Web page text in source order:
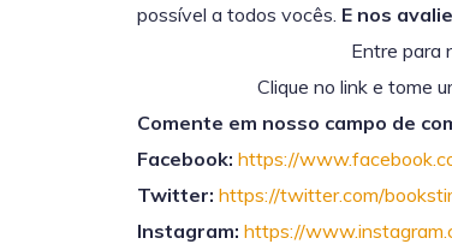
possível a todos vocês. E nos
Entre para
Clique no link e tome
Comente em nosso campo de
Facebook: https://
Twitter: https://twitter.com/
Instagram: https://